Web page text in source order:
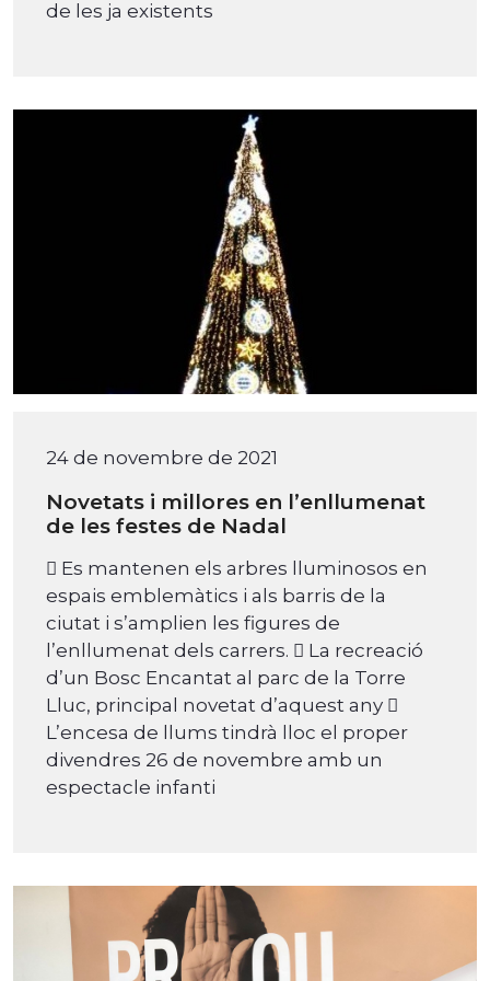
de les ja existents
24 de novembre de 2021
Novetats i millores en l’enllumenat
de les festes de Nadal
 Es mantenen els arbres lluminosos en
espais emblemàtics i als barris de la
ciutat i s’amplien les figures de
l’enllumenat dels carrers.  La recreació
d’un Bosc Encantat al parc de la Torre
Lluc, principal novetat d’aquest any 
L’encesa de llums tindrà lloc el proper
divendres 26 de novembre amb un
espectacle infanti